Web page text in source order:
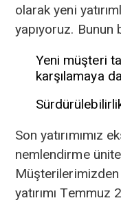
olarak yeni
yapıyoruz. Bunun
Yeni müşteri
karşılamaya
Son yatırımımız
nemlendirme
yatırımı Temmuz